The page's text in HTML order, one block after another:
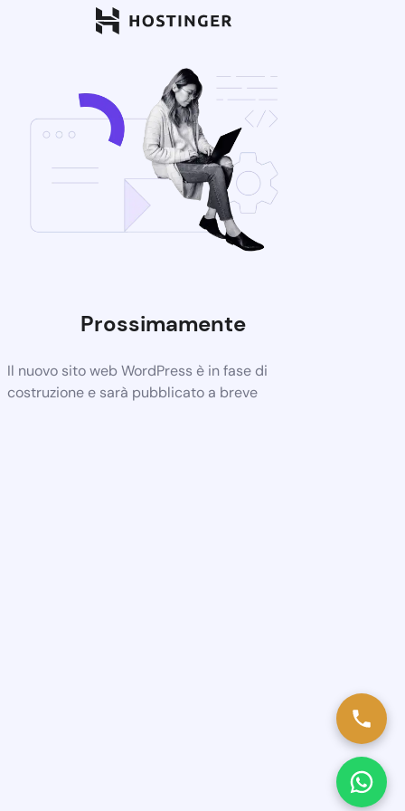
Prossimamente
Il nuovo sito web WordPress è in fase di
costruzione e sarà pubblicato a breve